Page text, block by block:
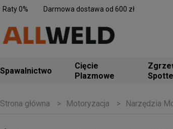
Raty 0% Darmowa dostawa od 600 zł
Spawalnictwo
Strona główna Motoryzacja Narzędzia